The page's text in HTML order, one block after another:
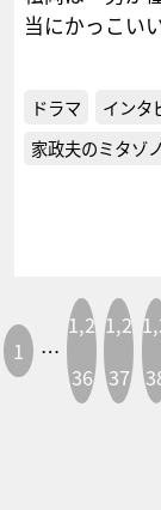
当にかっこい
ドラマ
インタ
家政夫のミタゾノ
1 …
1,2
36
1,2
37